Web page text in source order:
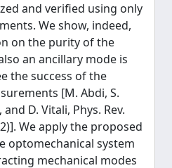
and verified using only
We show, indeed,
on the purity of the
an ancillary mode is
the success of the
[M. Abdi, S.
D. Vitali, Phys. Rev.
We apply the proposed
optomechanical system
mechanical modes